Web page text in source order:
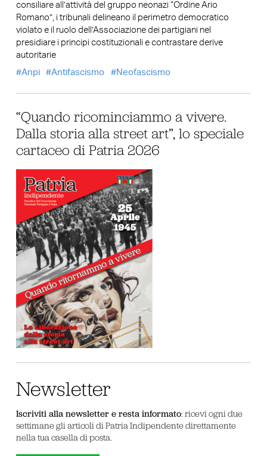
consiliare all’attività del gruppo neonazi “Ordine Ario
Romano”, i tribunali delineano il perimetro democratico
violato e il ruolo dell’Associazione dei partigiani nel
presidiare i principi costituzionali e contrastare derive
autoritarie
Anpi
Antifascismo Neofascismo
“Quando ricominciammo a vivere.
Dalla storia alla street art”, lo speciale
cartaceo di Patria 2026
Newsletter
Iscriviti alla newsletter e resta informato: ricevi ogni due
settimane gli articoli di Patria Indipendente direttamente
nella tua casella di posta.